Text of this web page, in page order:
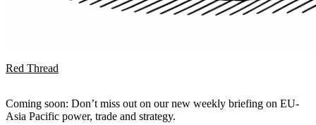
Red Thread
Coming soon: Don’t miss out on our new weekly briefing on EU-
Asia Pacific power, trade and strategy.